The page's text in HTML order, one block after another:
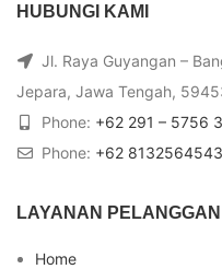
HUBUNGI KAMI
Jl. Raya Guyangan –
Jepara, Jawa Tengah,
Phone: +62 291 – 5756
Phone: +62
LAYANAN PELANGGAN
Home